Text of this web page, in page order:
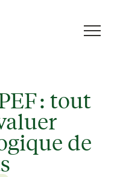
: tout
de